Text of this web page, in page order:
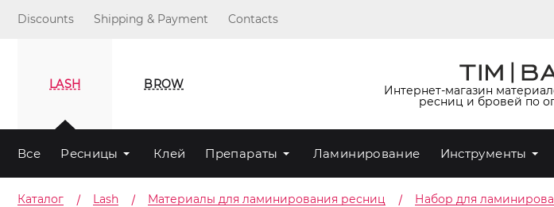
Discounts Shipping & Payment Contacts
LASH BROW Интернет-магазин
ресниц и бровей по
Все Ресницы Клей Препараты Ламинирование Инструменты
Каталог Lash Материалы для ламинирования ресниц Набор для